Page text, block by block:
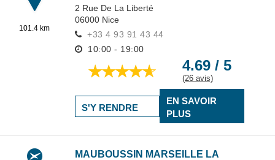
101.4 km
2 Rue De La Liberté
06000 Nice
+33 4 93 91 43 44
10:00 - 19:00
4.69 / 5
(26 avis)
EN SAVOIR
PLUS
S'Y RENDRE
MAUBOUSSIN MARSEILLE LA